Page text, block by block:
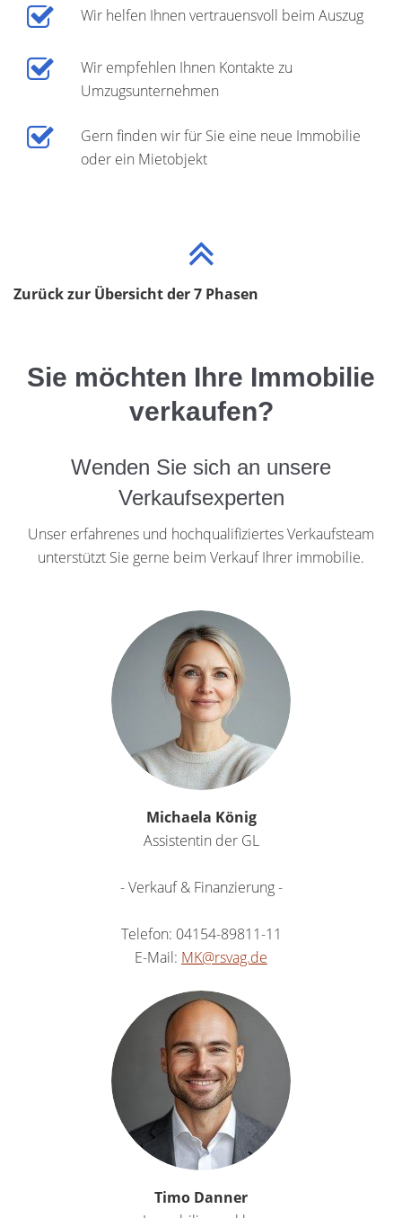
Wir helfen Ihnen vertrauensvoll beim Auszug
Wir empfehlen Ihnen Kontakte zu
Umzugsunternehmen
Gern finden wir für Sie eine neue Immobilie
oder ein Mietobjekt
Zurück zur Übersicht der 7 Phasen
Sie möchten Ihre Immobilie
verkaufen?
Wenden Sie sich an unsere
Verkaufsexperten
Unser erfahrenes und hochqualifiziertes Verkaufsteam
unterstützt Sie gerne beim Verkauf Ihrer immobilie.
Michaela König
Assistentin der GL
- Verkauf & Finanzierung -
Telefon: 04154-89811-11
E-Mail: MK@rsvag.de
Timo Danner